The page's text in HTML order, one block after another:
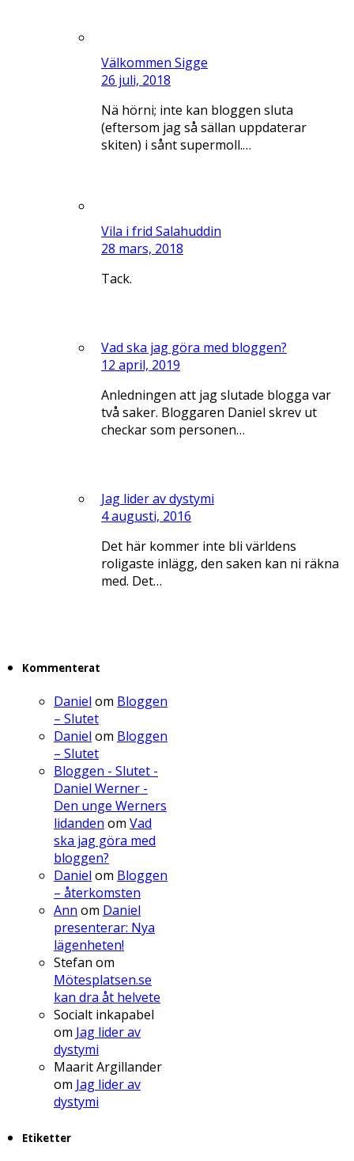
Välkommen Sigge
26 juli, 2018
Nä hörni; inte kan bloggen sluta
(eftersom jag så sällan uppdaterar
skiten) i sånt supermoll.…
Vila i frid Salahuddin
28 mars, 2018
Tack.
Vad ska jag göra med bloggen?
12 april, 2019
Anledningen att jag slutade blogga var
två saker. Bloggaren Daniel skrev ut
checkar som personen…
Jag lider av dystymi
4 augusti, 2016
Det här kommer inte bli världens
roligaste inlägg, den saken kan ni räkna
med. Det…
Kommenterat
Daniel om Bloggen
– Slutet
Daniel om Bloggen
– Slutet
Bloggen - Slutet -
Daniel Werner -
Den unge Werners
lidanden om Vad
ska jag göra med
bloggen?
Daniel om Bloggen
– återkomsten
Ann om Daniel
presenterar: Nya
lägenheten!
Stefan om
Mötesplatsen.se
kan dra åt helvete
Socialt inkapabel
om Jag lider av
dystymi
Maarit Argillander
om Jag lider av
dystymi
Etiketter